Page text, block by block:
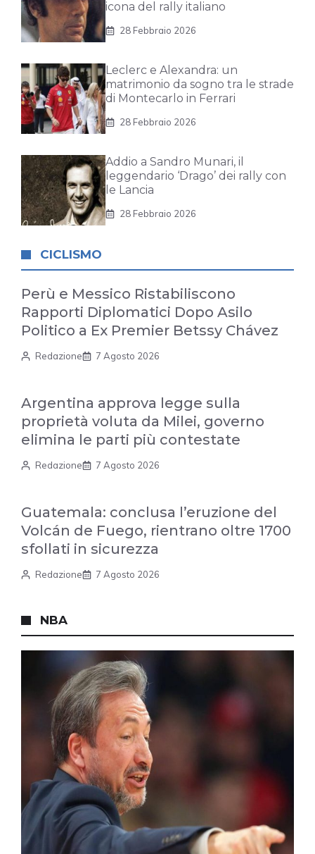
icona del rally italiano
28 Febbraio 2026
Leclerc e Alexandra: un
matrimonio da sogno tra le strade
di Montecarlo in Ferrari
28 Febbraio 2026
Addio a Sandro Munari, il
leggendario ‘Drago’ dei rally con
le Lancia
28 Febbraio 2026
CICLISMO
Perù e Messico Ristabiliscono
Rapporti Diplomatici Dopo Asilo
Politico a Ex Premier Betssy Chávez
Redazione 7 Agosto 2026
Argentina approva legge sulla
proprietà voluta da Milei, governo
elimina le parti più contestate
Redazione 7 Agosto 2026
Guatemala: conclusa l’eruzione del
Volcán de Fuego, rientrano oltre 1700
sfollati in sicurezza
Redazione 7 Agosto 2026
NBA